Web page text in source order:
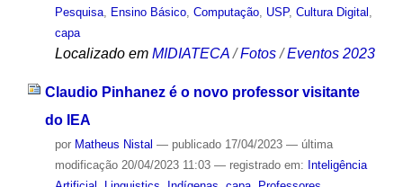
Pesquisa, Ensino Básico, Computação, USP, Cultura Digital ,
capa
Localizado em MIDIATECA /Fotos /Eventos 2023
Claudio Pinhanez é o novo professor visitante
do IEA
por Matheus Nistal — publicado17/04/2023 — última
modificação20/04/2023 11:03 — registrado em: Inteligência